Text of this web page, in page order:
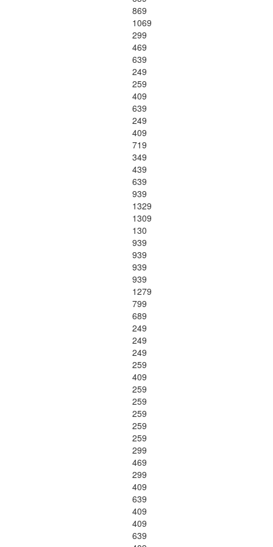
869
1069
299
469
639
249
259
409
639
249
409
719
349
439
639
939
1329
1309
130
939
939
939
939
1279
799
689
249
249
249
259
409
259
259
259
259
259
299
469
299
409
639
409
409
639